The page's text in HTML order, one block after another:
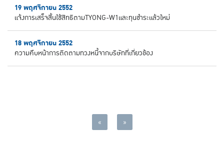
19 พฤศจิกายน 2552
แจ้งการเสร็จสิ้นใช้สิทธิตามTYONG-W1และทุนชำระแล้วใหม่
18 พฤศจิกายน 2552
ความคืบหน้าการติดตามทวงหนี้จากบริษัทที่เกี่ยวข้อง
« »